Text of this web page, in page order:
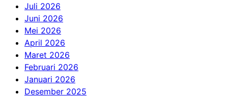
Juli 2026
Juni 2026
Mei 2026
April 2026
Maret 2026
Februari 2026
Januari 2026
Desember 2025